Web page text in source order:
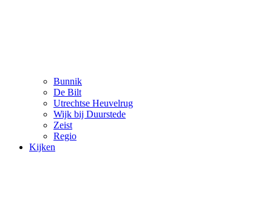
Bunnik
De Bilt
Utrechtse Heuvelrug
Wijk bij Duurstede
Zeist
Regio
Kijken